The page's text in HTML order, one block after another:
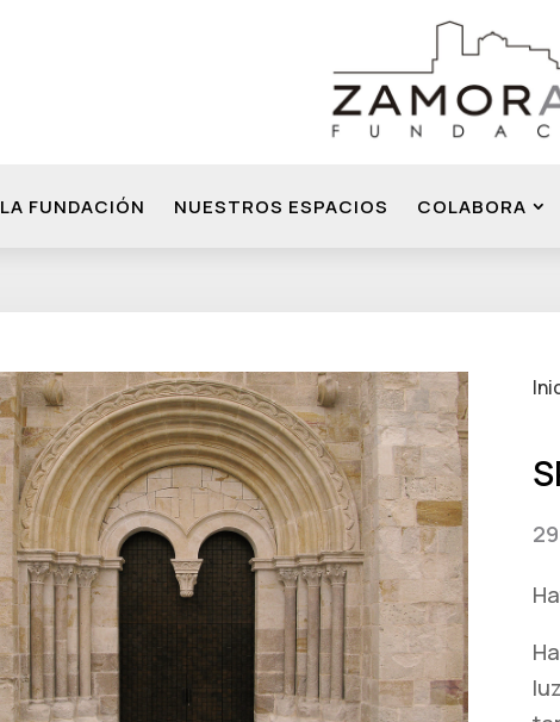
LA FUNDACIÓN NUESTROS ESPACIOS COLABORA